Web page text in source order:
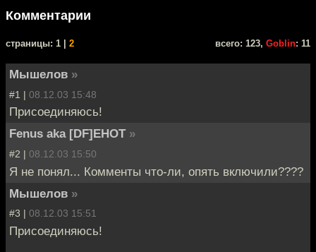
Комментарии
cтраницы: 1 | 2 всего: 123, Goblin: 11
Мышелов »
#1 | 08.12.03 15:48
Присоединяюсь!
Fenus aka [DF]EHOT »
#2 | 08.12.03 15:50
Я не понял... Комменты что-ли, опять включили????
Мышелов »
#3 | 08.12.03 15:51
Присоединяюсь!